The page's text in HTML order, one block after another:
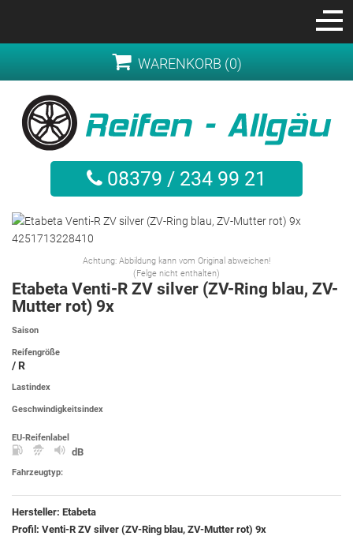
WARENKORB (0)
08379 / 234 99 21
Achtung: Abbildung kann vom Original abweichen!
(Felge nicht enthalten)
Etabeta Venti-R ZV silver (ZV-Ring blau, ZV-
Mutter rot) 9x
Saison
Reifengröße
/ R
Lastindex
Geschwindigkeitsindex
EU-Reifenlabel
dB
Fahrzeugtyp:
Hersteller: Etabeta
Profil: Venti-R ZV silver (ZV-Ring blau, ZV-Mutter rot) 9x